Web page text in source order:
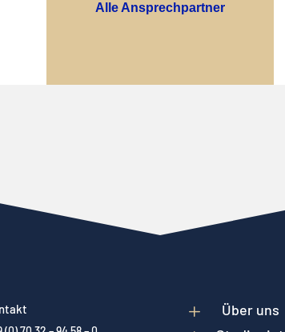
Alle Ansprechpartner
L Über uns